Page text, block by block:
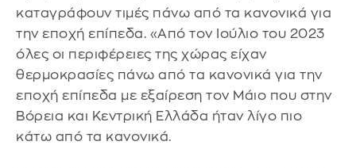
καταγράφουν τιμές πάνω από τα κανονικά για
την εποχή επίπεδα. «Από τον Ιούλιο του 2023
όλες οι περιφέρειες της χώρας είχαν
θερμοκρασίες πάνω από τα κανονικά για την
εποχή επίπεδα με εξαίρεση τον Μάιο που στην
Βόρεια και Κεντρική Ελλάδα ήταν λίγο πιο
κάτω από τα κανονικά.